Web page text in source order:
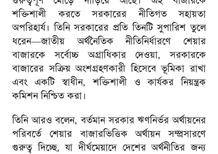
শক্তিশালী করতে সরকারের নীতিগত সহায়তা
অপরিহার্য। তিনি সরকারের প্রতি তিনটি সুপারিশ তুলে
ধরেন—জাতীয় অর্থনৈতিক নীতিনির্ধারণে শেয়ার
বাজারকে সর্বোচ্চ অগ্রাধিকার দেওয়া, সরকারকে
বাজারের সক্রিয় অংশগ্রহণকারী হিসেবে ভূমিকা রাখা
এবং একটি স্বাধীন, শক্তিশালী ও কার্যকর নিয়ন্ত্রক
কমিশন নিশ্চিত করা।
তিনি আরও বলেন, বর্তমান সরকার ঋণনির্ভর অর্থায়নের
পরিবর্তে শেয়ার বাজারভিত্তিক অর্থায়ন সম্প্রসারণে
গুরুত্ব দিচ্ছে, যা দীর্ঘমেয়াদে দেশের অর্থনীতির জন্য